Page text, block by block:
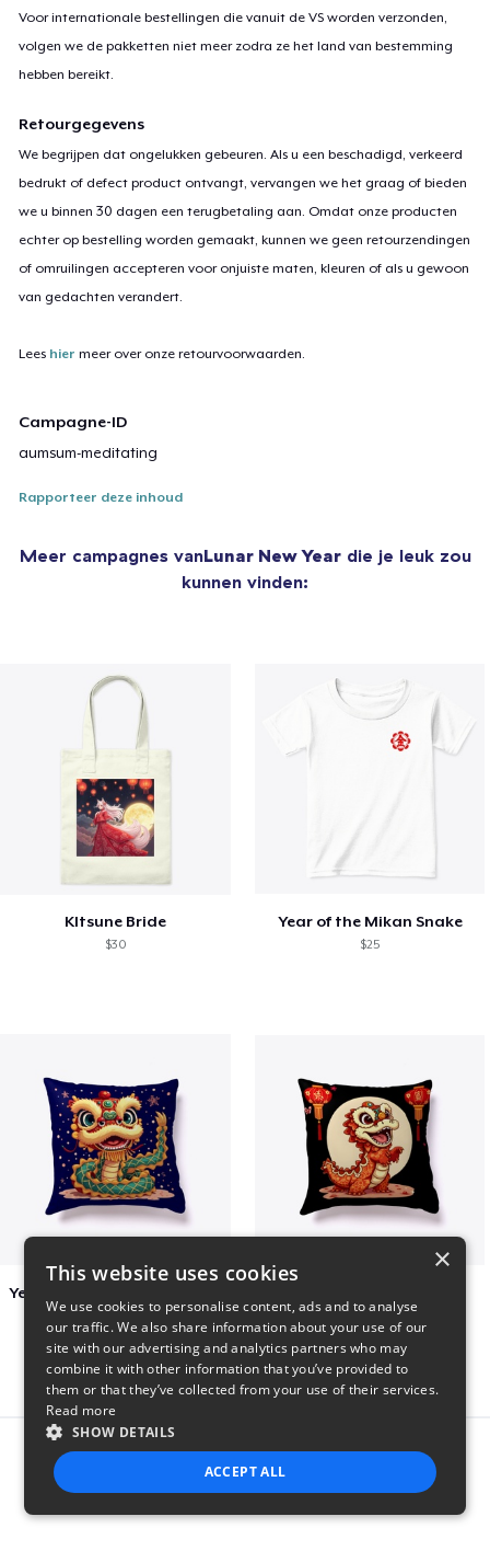
Voor internationale bestellingen die vanuit de VS worden verzonden,
volgen we de pakketten niet meer zodra ze het land van bestemming
hebben bereikt.
Retourgegevens
We begrijpen dat ongelukken gebeuren. Als u een beschadigd, verkeerd
bedrukt of defect product ontvangt, vervangen we het graag of bieden
we u binnen 30 dagen een terugbetaling aan. Omdat onze producten
echter op bestelling worden gemaakt, kunnen we geen retourzendingen
of omruilingen accepteren voor onjuiste maten, kleuren of als u gewoon
van gedachten verandert.
Lees hier meer over onze retourvoorwaarden.
Campagne-ID
aumsum-meditating
Rapporteer deze inhoud
Meer campagnes vanLunar New Yeardie je leuk zou
kunnen vinden:
KItsune Bride
$30
Year of the Mikan Snake
$25
$29 $29
Report this product
×
This website uses cookies
We use cookies to personalise content, ads and to analyse
our traffic. We also share information about your use of our
site with our advertising and analytics partners who may
combine it with other information that you’ve provided to
them or that they’ve collected from your use of their services.
Read more
SHOW DETAILS
ACCEPT ALL
STRICTLY NECESSARY PERFORMANCE